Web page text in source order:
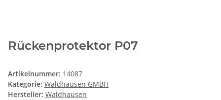
Rückenprotektor P07
Artikelnummer: 14087
Kategorie: Waldhausen GMBH
Hersteller: Waldhausen